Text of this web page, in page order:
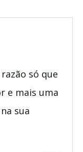
só que
e mais uma
sua